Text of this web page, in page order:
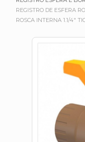
REGISTRO DE ESFERA
ROSCA INTERNA 1.1/4"